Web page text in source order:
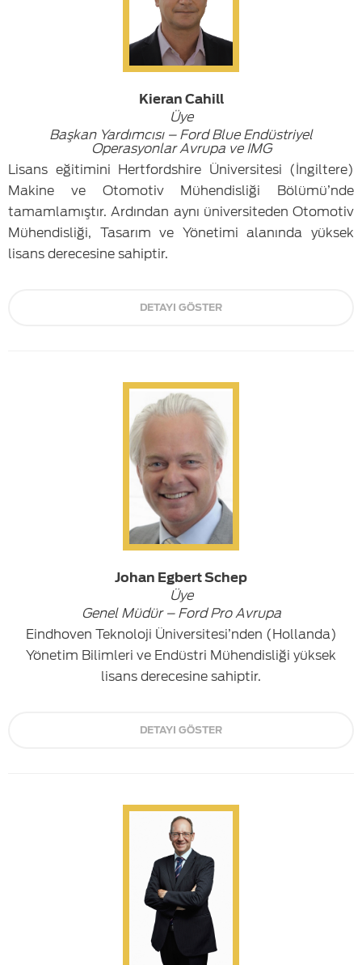
Kieran Cahill
Üye
Başkan Yardımcısı – Ford Blue Endüstriyel
Operasyonlar Avrupa ve IMG
Lisans eğitimini Hertfordshire Üniversitesi (İngiltere)
Makine ve Otomotiv Mühendisliği Bölümü’nde
tamamlamıştır. Ardından aynı üniversiteden Otomotiv
Mühendisliği, Tasarım ve Yönetimi alanında yüksek
lisans derecesine sahiptir.
DETAYI GÖSTER
Johan Egbert Schep
Üye
Genel Müdür – Ford Pro Avrupa
Eindhoven Teknoloji Üniversitesi’nden (Hollanda)
Yönetim Bilimleri ve Endüstri Mühendisliği yüksek
lisans derecesine sahiptir.
DETAYI GÖSTER